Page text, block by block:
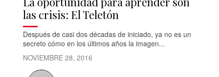
las crisis: El Teletón
Después de casi dos décadas de iniciado, ya no es un
secreto cómo en los últimos años la imagen...
NOVIEMBRE 28, 2016